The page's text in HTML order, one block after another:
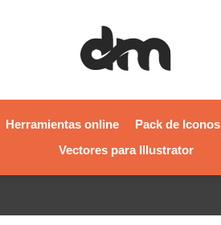
Herramientas online Pack de Iconos
Vectores para Illustrator